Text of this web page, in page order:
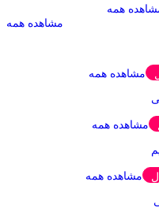
همه
مشاهده همه
مشاهده همه
مشاهده همه
مشاهده همه